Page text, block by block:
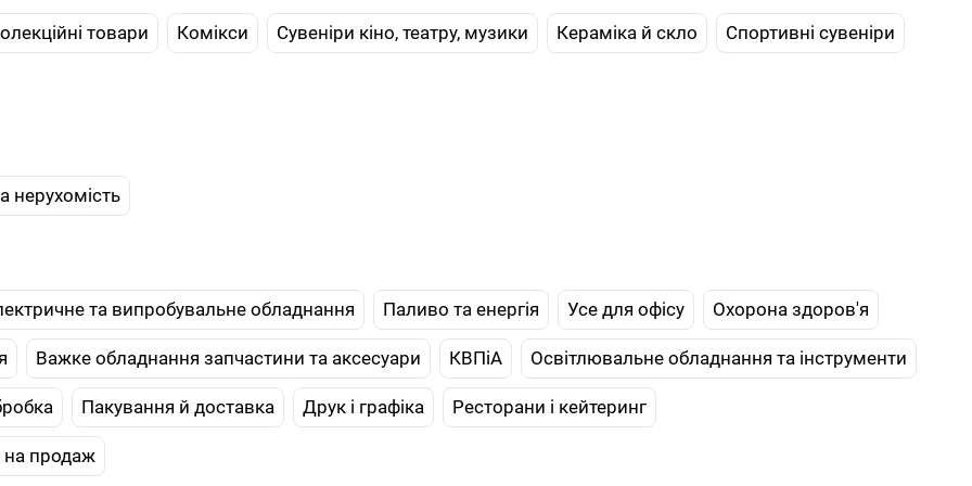
товари Комікси Сувеніри кіно, театру, музики Кераміка й скло Спортивні сувеніри
нерухомість
та випробувальне обладнання Паливо та енергія Усе для офісу Охорона здоров'я
Важке обладнання запчастини та аксесуари КВПіА Освітлювальне обладнання та інструменти
Пакування й доставка Друк і графіка Ресторани і кейтеринг
на продаж